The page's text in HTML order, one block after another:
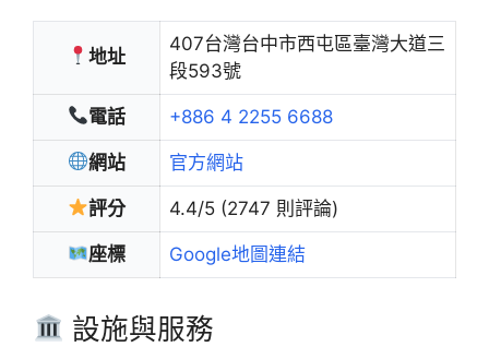
地址
407台灣台中市西屯區臺灣大道三
段593號
電話 +886 4 2255 6688
網站 官方網站
評分 4.4/5 (2747 則評論)
座標 Google地圖連結
設施與服務